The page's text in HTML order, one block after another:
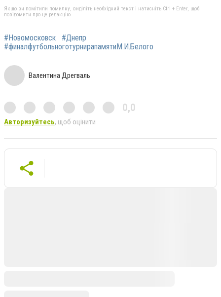
Якщо ви помітили помилку, виділіть необхідний текст і натисніть Ctrl + Enter, щоб
повідомити про це редакцію
#Новомосковск
#Днепр
#финалфутбольноготурнирапамятиМ.И.Белого
Валентина Дрегваль
0,0
Авторизуйтесь, щоб оцінити